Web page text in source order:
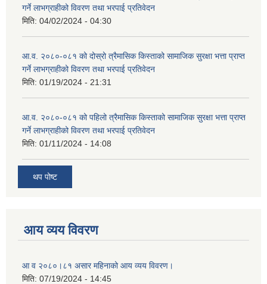
गर्ने लाभग्राहीको विवरण तथा भरपाई प्रतिवेदन
मिति: 04/02/2024 - 04:30
आ.व. २०८०-०८१ को दोस्रो त्रैमासिक किस्ताको सामाजिक सुरक्षा भत्ता प्राप्त
गर्ने लाभग्राहीको विवरण तथा भरपाई प्रतिवेदन
मिति: 01/19/2024 - 21:31
आ.व. २०८०-०८१ को पहिलो त्रैमासिक किस्ताको सामाजिक सुरक्षा भत्ता प्राप्त
गर्ने लाभग्राहीको विवरण तथा भरपाई प्रतिवेदन
मिति: 01/11/2024 - 14:08
थप पोष्ट
आय व्यय विवरण
आ व २०८०।८१ असार महिनाको आय व्यय विवरण।
मिति: 07/19/2024 - 14:45